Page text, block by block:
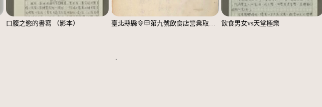
口腹之慾的書寫 （影本） 臺北縣縣令甲第九號飲食店營業取締規則 飲食男女vs天堂極樂